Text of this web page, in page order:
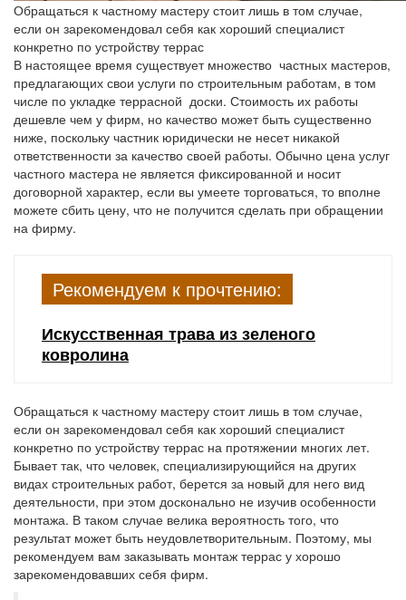
Обращаться к частному мастеру стоит лишь в том случае,
если он зарекомендовал себя как хороший специалист
конкретно по устройству террас
В настоящее время существует множество частных мастеров,
предлагающих свои услуги по строительным работам, в том
числе по укладке террасной доски. Стоимость их работы
дешевле чем у фирм, но качество может быть существенно
ниже, поскольку частник юридически не несет никакой
ответственности за качество своей работы. Обычно цена услуг
частного мастера не является фиксированной и носит
договорной характер, если вы умеете торговаться, то вполне
можете сбить цену, что не получится сделать при обращении
на фирму.
Рекомендуем к прочтению:
Искусственная трава из зеленого
ковролина
Обращаться к частному мастеру стоит лишь в том случае,
если он зарекомендовал себя как хороший специалист
конкретно по устройству террас на протяжении многих лет.
Бывает так, что человек, специализирующийся на других
видах строительных работ, берется за новый для него вид
деятельности, при этом досконально не изучив особенности
монтажа. В таком случае велика вероятность того, что
результат может быть неудовлетворительным. Поэтому, мы
рекомендуем вам заказывать монтаж террас у хорошо
зарекомендовавших себя фирм.